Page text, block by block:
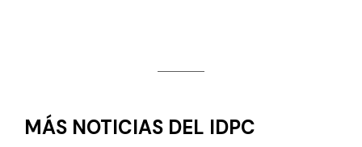
MÁS NOTICIAS DEL IDPC